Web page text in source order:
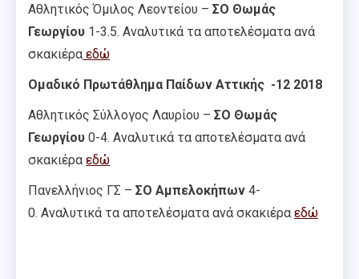
Αθλητικός Όμιλος Λεοντείου – ΣΟ Θωμάς
Γεωργίου 1-3.5. Αναλυτικά τα αποτελέσματα ανά
σκακιέρα εδώ
Ομαδικό Πρωτάθλημα Παίδων Αττικής -12 2018
Αθλητικός Σύλλογος Λαυρίου – ΣΟ Θωμάς
Γεωργίου 0-4. Αναλυτικά τα αποτελέσματα ανά
σκακιέρα εδώ
Πανελλήνιος ΓΣ – ΣΟ Αμπελοκήπων 4-
0. Αναλυτικά τα αποτελέσματα ανά σκακιέρα εδώ